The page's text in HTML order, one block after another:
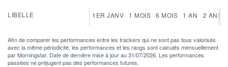
LIBELLE 1ER JANV 1 MOIS 6 MOIS 1 AN 2 ANS
Afin de comparer les performances entre les trackers qui ne sont pas tous valorisés
avec la même périodicité, les performances et les rangs sont calculés mensuellement
par Morningstar. Date de dernière mise à jour au 31/07/2026. Les performances
passées ne préjugent pas des performances futures.